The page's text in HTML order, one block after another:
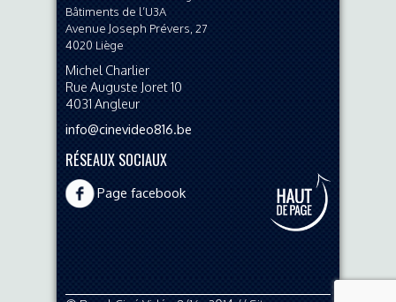
Bâtiments de l’U3A
Avenue Joseph Prévers, 27
4020 Liège
Michel Charlier
Rue Auguste Joret 10
4031 Angleur
info@cinevideo816.be
RÉSEAUX SOCIAUX
Page facebook